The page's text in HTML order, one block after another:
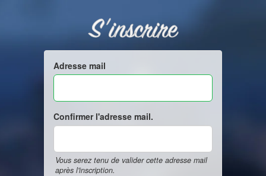
S'inscrire
Adresse mail
Confirmer l'adresse mail.
Vous serez tenu de valider cette adresse mail
après l'inscription.